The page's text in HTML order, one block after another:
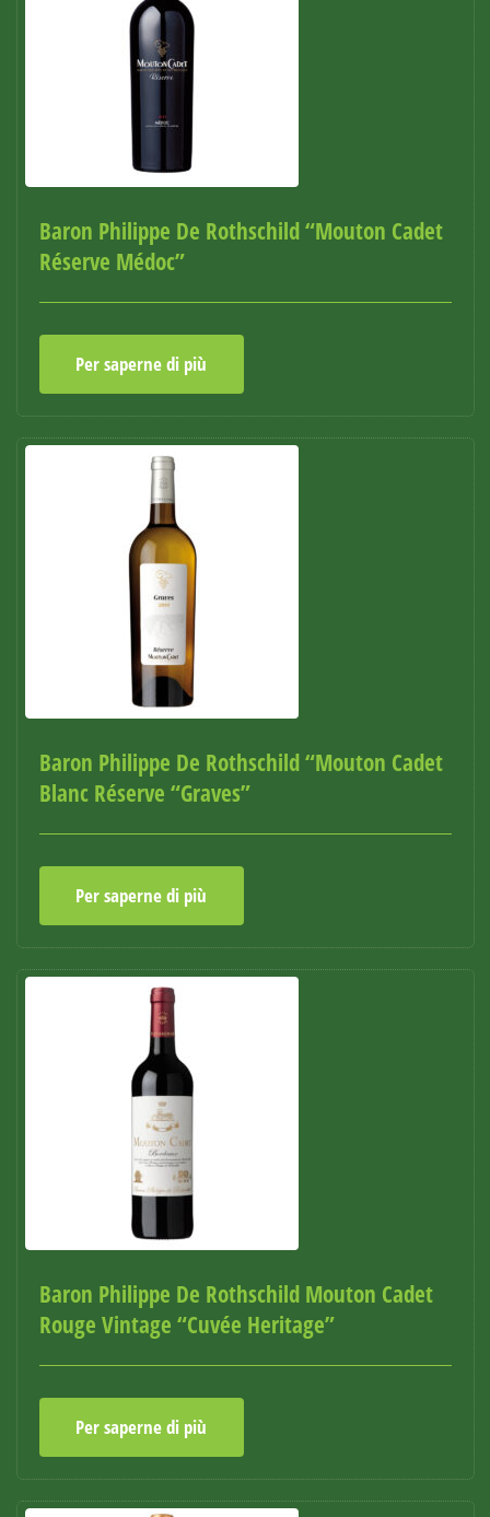
Baron Philippe De Rothschild “Mouton Cadet
Réserve Médoc”
Per saperne di più
Baron Philippe De Rothschild “Mouton Cadet
Blanc Réserve “Graves”
Per saperne di più
Baron Philippe De Rothschild Mouton Cadet
Rouge Vintage “Cuvée Heritage”
Per saperne di più